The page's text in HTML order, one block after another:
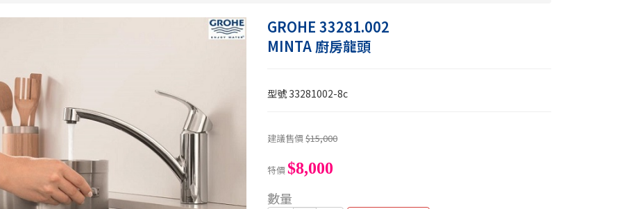
GROHE 33281.002
MINTA 廚房龍頭
型號33281002-8c
建議售價$15,000
特價$8,000
數量